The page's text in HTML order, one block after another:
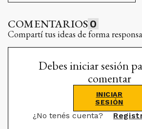
COMENTARIOS 0
Compartí tus ideas de forma
Debes iniciar sesión
comentar
INICIAR
SESIÓN
¿No tenés cuenta?